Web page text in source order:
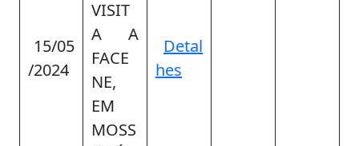
15/05
/2024
VISIT
A A
FACE
NE,
EM
MOSS
Detal
hes